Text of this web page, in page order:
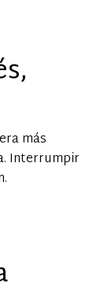
más
Interrumpir